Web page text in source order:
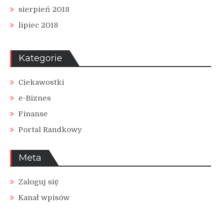
sierpień 2018
lipiec 2018
Kategorie
Ciekawostki
e-Biznes
Finanse
Portal Randkowy
Meta
Zaloguj się
Kanał wpisów